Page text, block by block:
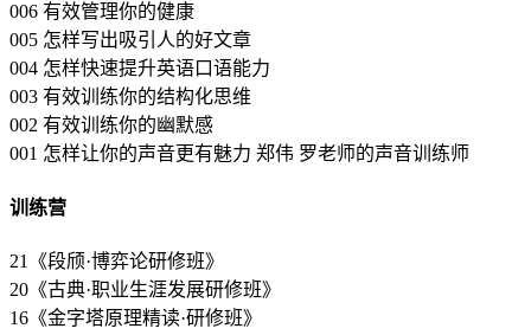
006 有效管理你的健康
005 怎样写出吸引人的好文章
004 怎样快速提升英语口语能力
003 有效训练你的结构化思维
002 有效训练你的幽默感
001 怎样让你的声音更有魅力 郑伟 罗老师的声音训练师
训练营
21《段颀·博弈论研修班》
20《古典·职业生涯发展研修班》
16《金字塔原理精读·研修班》